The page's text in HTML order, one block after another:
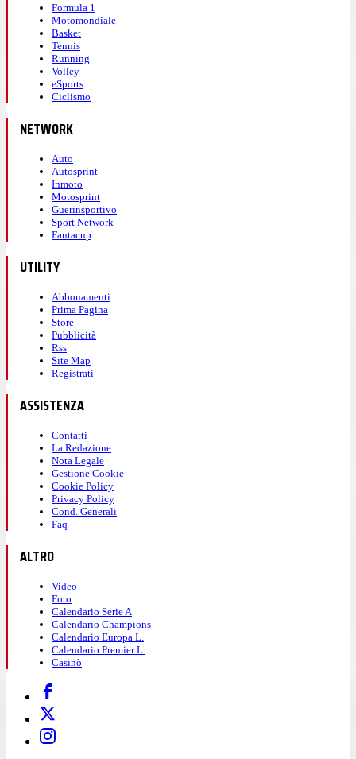
Formula 1
Motomondiale
Basket
Tennis
Running
Volley
eSports
Ciclismo
NETWORK
Auto
Autosprint
Inmoto
Motosprint
Guerinsportivo
Sport Network
Fantacup
UTILITY
Abbonamenti
Prima Pagina
Store
Pubblicità
Rss
Site Map
Registrati
ASSISTENZA
Contatti
La Redazione
Nota Legale
Gestione Cookie
Cookie Policy
Privacy Policy
Cond. Generali
Faq
ALTRO
Video
Foto
Calendario Serie A
Calendario Champions
Calendario Europa L.
Calendario Premier L.
Casinò